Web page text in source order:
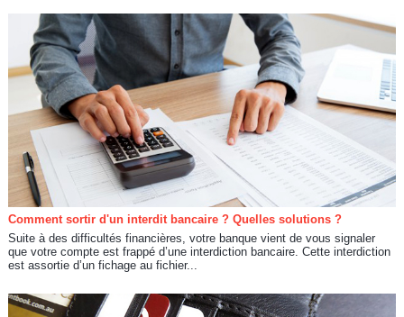
Comment sortir d'un interdit bancaire ? Quelles solutions ?
Suite à des difficultés financières, votre banque vient de vous signaler
que votre compte est frappé d’une interdiction bancaire. Cette interdiction
est assortie d’un fichage au fichier...